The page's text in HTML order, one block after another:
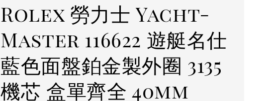
Rolex 勞力士 Yacht-
Master 116622 遊艇名仕
藍色面盤鉑金製外圈 3135
機芯 盒單齊全 40mm